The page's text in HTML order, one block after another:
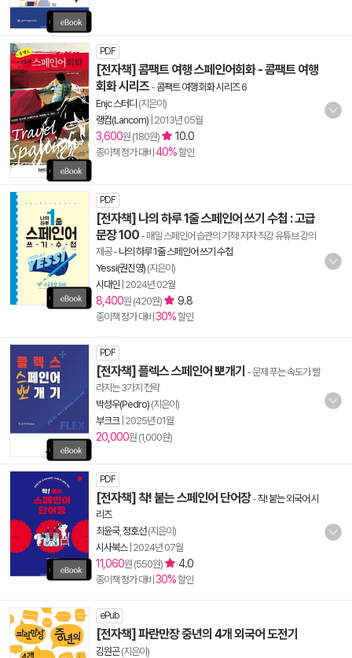
PDF
[전자책] 콤팩트 여행 스페인어회화 - 콤팩트 여행
회화 시리즈 -콤팩트 여행 회화 시리즈 6
Enjc 스터디 (지은이)
랭컴(Lancom) 2013년 05월
3,600원 (180원) 10.0
종이책 정가 대비 40%할인
PDF
[전자책] 나의 하루 1줄 스페인어 쓰기 수첩 : 고급
문장 100 - 매일 스페인어 습관의 기적! 저자 직강 유튜브 강의
제공- 나의 하루 1줄 스페인어 쓰기 수첩
Yessi(권진영) (지은이)
시대인 2024년 02월
8,400원 (420원) 9.8
종이책 정가 대비 30%할인
PDF
[전자책] 플렉스 스페인어 뽀개기 - 문제 푸는 속도가 빨
라지는 3가지 전략
박성우(Pedro) (지은이)
부크크| 2025년 01월
20,000원 (1,000원)
PDF
[전자책] 착! 붙는 스페인어 단어장-착! 붙는 외국어 시
리즈
최윤국, 정호선(지은이)
시사북스| 2024년 07월
11,060원 (550원) 4.0
종이책 정가 대비 30%할인
ePub
[전자책] 파란만장 중년의 4개 외국어 도전기
김원곤(지은이)